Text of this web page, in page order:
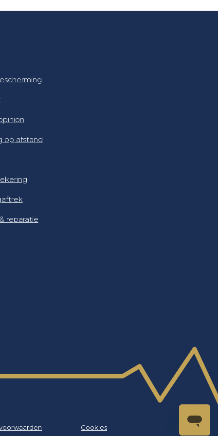
op afstand
reparatie
Cookies